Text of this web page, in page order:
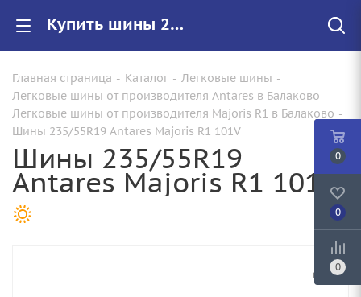
Купить шины 235/55R19 Antares Majoris R1 101V |Арт.AB6028 по цене от 7330.00 руб. в Балаково с доставкой
Главная страница - Каталог - Легковые шины -
Легковые шины от производителя Antares в Балаково -
Легковые шины от производителя Majoris R1 в Балаково -
Шины 235/55R19 Antares Majoris R1 101V
Шины 235/55R19
Antares Majoris R1 101V
0
0
0